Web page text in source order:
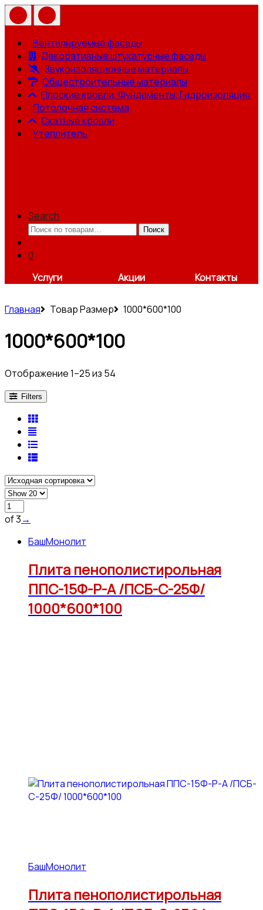
Вентилируемые фасады
Декоративные штукатурные фасады
Звукоизоляционные материалы
Общестроительные материалы
Плоские кровли, Фундаменты, Гидроизоляция
Потолочная система
Скатные кровли
Утеплитель
Search
Искать:
Поиск
0
Услуги
Акции Контакты
Главная Товар Размер 1000*600*100
1000*600*100
Отображение 1–25 из 54
Filters
of 3→
БашМонолит
Плита пенополистирольная
ППС-15Ф-Р-А /ПСБ-С-25Ф/
1000*600*100
БашМонолит
Плита пенополистирольная